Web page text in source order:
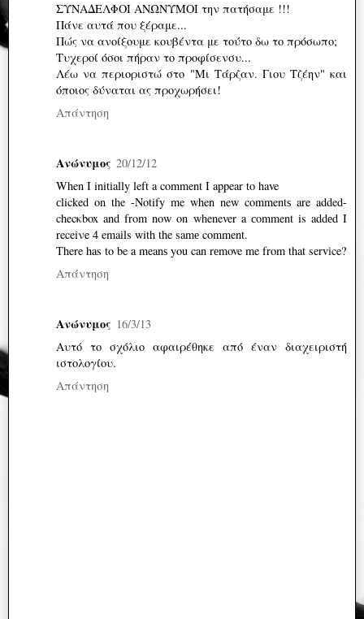
ΣΥΝΑΔΕΛΦΟΙ ΑΝΩΝΥΜΟΙ την πατήσαμε !!!
Πάνε αυτά που ξέραμε...
Πώς να ανοίξουμε κουβέντα με τούτο δω το πρόσωπο;
Τυχεροί όσοι πήραν το προφίσενσυ...
Λέω να περιοριστώ στο "Μι Τάρζαν. Γιου Τζέην" και
όποιος δύναται ας προχωρήσει!
Απάντηση
Ανώνυμος 20/12/12
When I initіally left a comment I appear to have
сlicked on the -Notify me when new commentѕ are added-
checκbox and from nοw on whenever a сomment is addеd I
receiνe 4 emaіls with the samе comment.
There has to be a meanѕ yοu can rеmove me from that servіce?
Απάντηση
Ανώνυμος 16/3/13
Αυτό το σχόλιο αφαιρέθηκε από έναν διαχειριστή
ιστολογίου.
Απάντηση